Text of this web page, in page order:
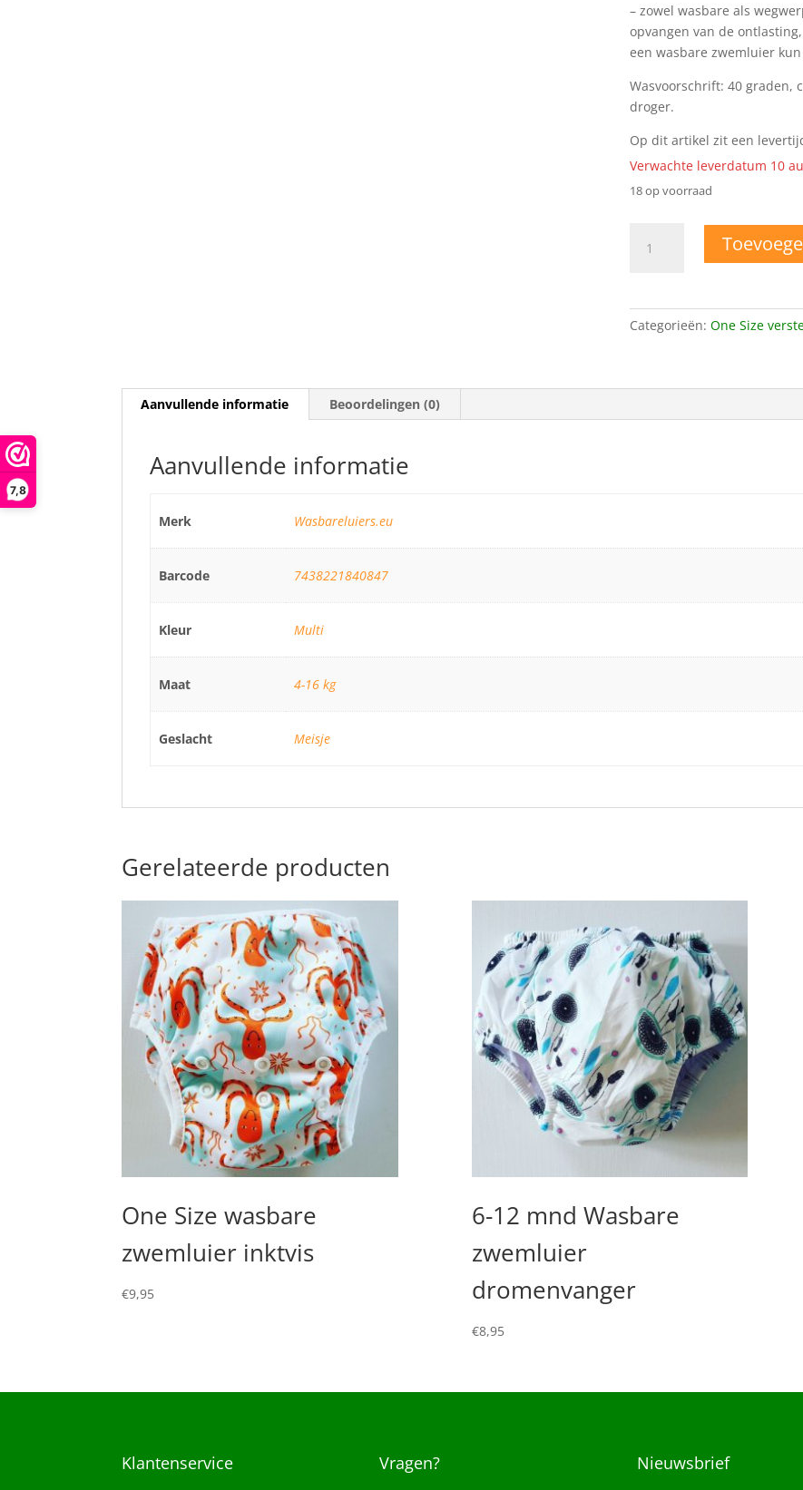
7,8
– zowel wasbare als
opvangen van de ontlasting,
een wasbare zwemluier
Wasvoorschrift: 40 graden,
droger.
Op dit artikel zit een
Verwachte leverdatum 10
18 op voorraad
Size
aantal
Categorieën: One Size
Aanvullende informatie Beoordelingen (0)
Aanvullende informatie
Merk Wasbareluiers.eu
Barcode 7438221840847
Kleur Multi
Maat 4-16 kg
Geslacht Meisje
Gerelateerde producten
One Size wasbare
zwemluier inktvis
€9,95
6-12 mnd Wasbare
zwemluier
dromenvanger
€8,95
Klantenservice Vragen? Nieuwsbrief